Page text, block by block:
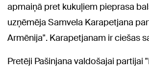
apmaiņā pret kukuļiem pieprasa
uzņēmēja Samvela Karapetjana
Armēnija". Karapetjanam ir ciešas
Pretēji Pašinjana valdošajai partijai